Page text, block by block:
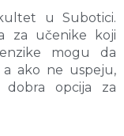
u Subotici.
za učenike koji
mogu da
ako ne uspeju,
opcija za